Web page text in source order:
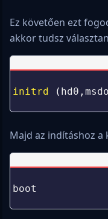
Ez követően ezt
akkor tudsz
initrd ( hd0 ,
Majd az indításhoz
boot